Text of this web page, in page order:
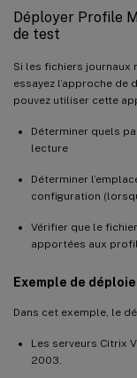
Déployer Profile
de test
Si les fichiers journaux
essayez l’approche de
pouvez utiliser cette
Déterminer quels
lecture
Déterminer
configuration
Vérifier que le
apportées aux
Exemple de
Dans cet exemple, le
Les serveurs Citrix
2003.